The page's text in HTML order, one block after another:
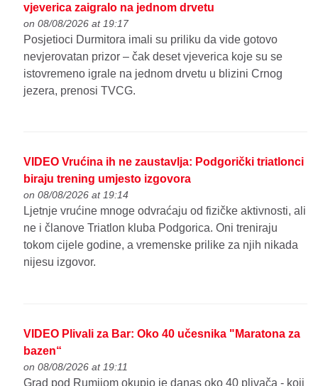
vjeverica zaigralo na jednom drvetu
on 08/08/2026 at 19:17
Posjetioci Durmitora imali su priliku da vide gotovo
nevjerovatan prizor – čak deset vjeverica koje su se
istovremeno igrale na jednom drvetu u blizini Crnog
jezera, prenosi TVCG.
VIDEO Vrućina ih ne zaustavlja: Podgorički triatlonci
biraju trening umjesto izgovora
on 08/08/2026 at 19:14
Ljetnje vrućine mnoge odvraćaju od fizičke aktivnosti, ali
ne i članove Triatlon kluba Podgorica. Oni treniraju
tokom cijele godine, a vremenske prilike za njih nikada
nijesu izgovor.
VIDEO Plivali za Bar: Oko 40 učesnika "Maratona za
bazen“
on 08/08/2026 at 19:11
Grad pod Rumijom okupio je danas oko 40 plivača - koji